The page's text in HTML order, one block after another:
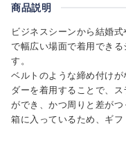
商品説明
ビジネスシーンから結婚
で幅広い場面で着用でき
す。
ベルトのような締め付け
ダーを着用することで、
ができ、かつ周りと差がつ
箱に入っているため、ギフ